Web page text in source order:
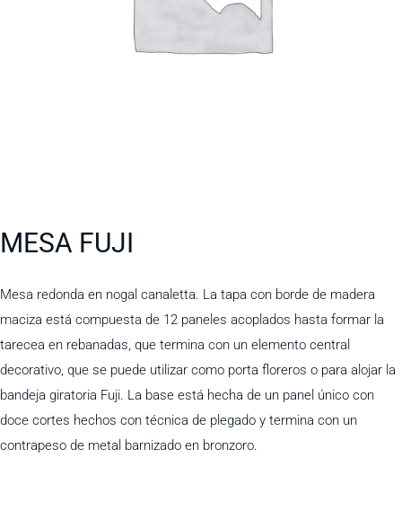
MESA FUJI
Mesa redonda en nogal canaletta. La tapa con borde de madera
maciza está compuesta de 12 paneles acoplados hasta formar la
tarecea en rebanadas, que termina con un elemento central
decorativo, que se puede utilizar como porta floreros o para alojar la
bandeja giratoria Fuji. La base está hecha de un panel único con
doce cortes hechos con técnica de plegado y termina con un
contrapeso de metal barnizado en bronzoro.